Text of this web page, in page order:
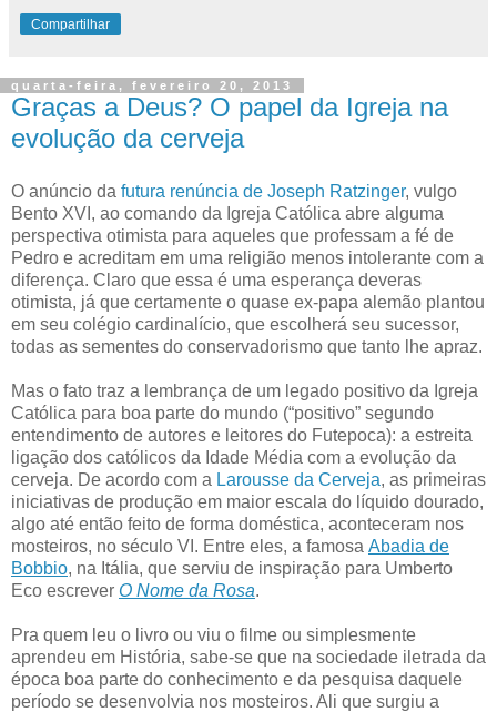
Compartilhar
quarta-feira, fevereiro 20, 2013
Graças a Deus? O papel da Igreja na
evolução da cerveja
O anúncio da futura renúncia de Joseph Ratzinger, vulgo
Bento XVI, ao comando da Igreja Católica abre alguma
perspectiva otimista para aqueles que professam a fé de
Pedro e acreditam em uma religião menos intolerante com a
diferença. Claro que essa é uma esperança deveras
otimista, já que certamente o quase ex-papa alemão plantou
em seu colégio cardinalício, que escolherá seu sucessor,
todas as sementes do conservadorismo que tanto lhe apraz.
Mas o fato traz a lembrança de um legado positivo da Igreja
Católica para boa parte do mundo (“positivo” segundo
entendimento de autores e leitores do Futepoca): a estreita
ligação dos católicos da Idade Média com a evolução da
cerveja. De acordo com a Larousse da Cerveja, as primeiras
iniciativas de produção em maior escala do líquido dourado,
algo até então feito de forma doméstica, aconteceram nos
mosteiros, no século VI. Entre eles, a famosa Abadia de
Bobbio, na Itália, que serviu de inspiração para Umberto
Eco escrever O Nome da Rosa.
Pra quem leu o livro ou viu o filme ou simplesmente
aprendeu em História, sabe-se que na sociedade iletrada da
época boa parte do conhecimento e da pesquisa daquele
período se desenvolvia nos mosteiros. Ali que surgiu a